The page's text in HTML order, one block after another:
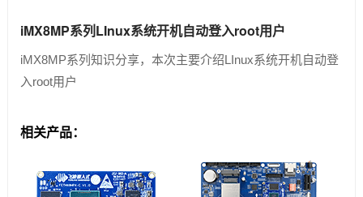
iMX8MP系列LInux系统开机自动登入root用户
iMX8MP系列知识分享，本次主要介绍LInux系统开机自动登
入root用户
相关产品：